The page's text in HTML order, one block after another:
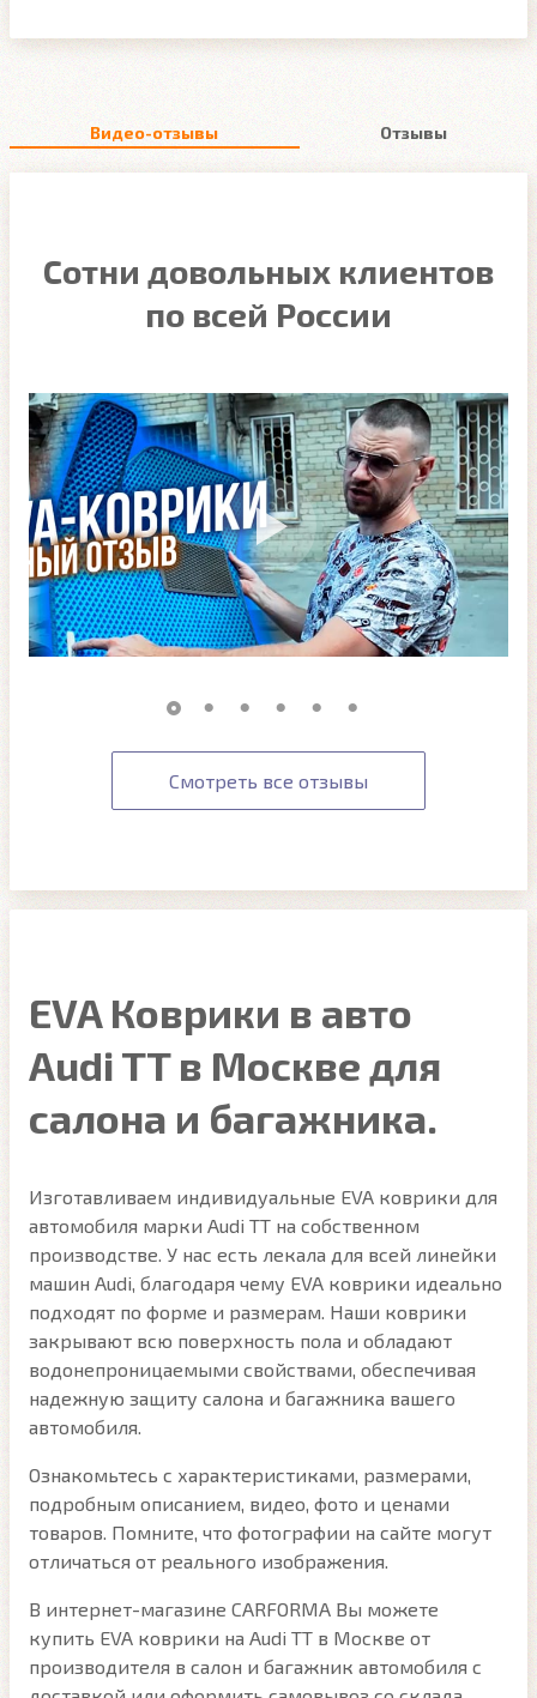
Видео-отзывы Отзывы
Сотни довольных клиентов
по всей России
Смотреть все отзывы
EVA Коврики в авто
Audi TT в Москве для
салона и багажника.
Изготавливаем индивидуальные EVA коврики для
автомобиля марки Audi TT на собственном
производстве. У нас есть лекала для всей линейки
машин Audi, благодаря чему EVA коврики идеально
подходят по форме и размерам. Наши коврики
закрывают всю поверхность пола и обладают
водонепроницаемыми свойствами, обеспечивая
надежную защиту салона и багажника вашего
автомобиля.
Ознакомьтесь с характеристиками, размерами,
подробным описанием, видео, фото и ценами
товаров. Помните, что фотографии на сайте могут
отличаться от реального изображения.
В интернет-магазине CARFORMA Вы можете
купить EVA коврики на Audi TT в Москве от
производителя в салон и багажник автомобиля с